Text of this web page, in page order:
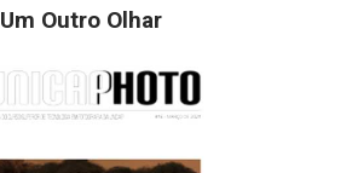
Um Outro Olhar